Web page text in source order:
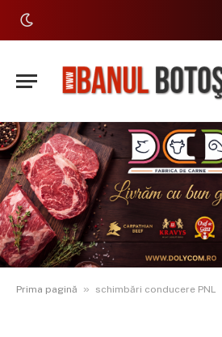
Prima pagină » schimbări conducere PNL